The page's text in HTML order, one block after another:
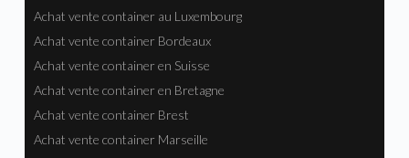
Achat vente container au Luxembourg
Achat vente container Bordeaux
Achat vente container en Suisse
Achat vente container en Bretagne
Achat vente container Brest
Achat vente container Marseille